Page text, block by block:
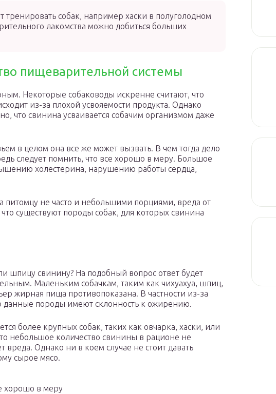
собак, например хаски в полуголодном
лакомства можно добиться больших
пищеварительной системы
Некоторые собаководы искренне считают, что
из-за плохой усвояемости продукта. Однако
что свинина усваивается собачим организмом даже
в целом она все же может вызвать. В чем тогда дело
следует помнить, что все хорошо в меру. Большое
холестерина, нарушению работы сердца,
питомцу не часто и небольшими порциями, вреда от
существуют породы собак, для которых свинина
шпицу свинину? На подобный вопрос ответ будет
Маленьким собачкам, таким как чихуахуа, шпиц,
жирная пища противопоказана. В частности из-за
данные породы имеют склонность к ожирению.
более крупных собак, таких как овчарка, хаски, или
небольшое количество свинины в рационе не
вреда. Однако ни в коем случае не стоит давать
сырое мясо.
хорошо в меру